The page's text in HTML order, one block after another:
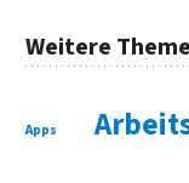
Weitere
Apps